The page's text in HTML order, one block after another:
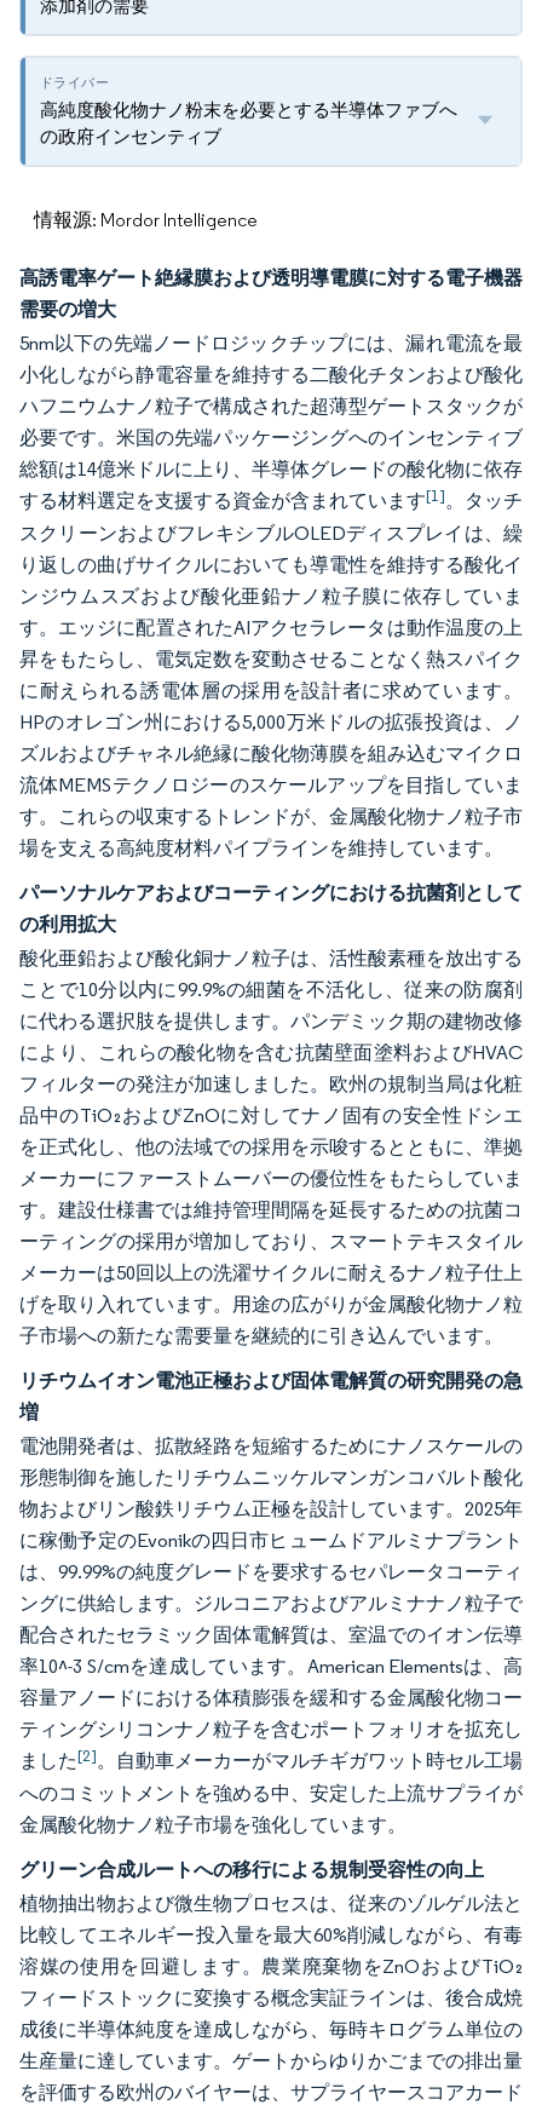
添加剤の需要
高純度酸化物ナノ粉末を必要とする半導体ファブへ
の政府インセンティブ
情報源: Mordor Intelligence
高誘電率ゲート絶縁膜および透明導電膜に対する電子機器
需要の増大
5nm以下の先端ノードロジックチップには、漏れ電流を最
小化しながら静電容量を維持する二酸化チタンおよび酸化
ハフニウムナノ粒子で構成された超薄型ゲートスタックが
必要です。米国の先端パッケージングへのインセンティブ
総額は14億米ドルに上り、半導体グレードの酸化物に依存
する材料選定を支援する資金が含まれています[1]。タッチ
スクリーンおよびフレキシブルOLEDディスプレイは、繰
り返しの曲げサイクルにおいても導電性を維持する酸化イ
ンジウムスズおよび酸化亜鉛ナノ粒子膜に依存していま
す。エッジに配置されたAIアクセラレータは動作温度の上
昇をもたらし、電気定数を変動させることなく熱スパイク
に耐えられる誘電体層の採用を設計者に求めています。
HPのオレゴン州における5,000万米ドルの拡張投資は、ノ
ズルおよびチャネル絶縁に酸化物薄膜を組み込むマイクロ
流体MEMSテクノロジーのスケールアップを目指していま
す。これらの収束するトレンドが、金属酸化物ナノ粒子市
場を支える高純度材料パイプラインを維持しています。
パーソナルケアおよびコーティングにおける抗菌剤として
の利用拡大
酸化亜鉛および酸化銅ナノ粒子は、活性酸素種を放出する
ことで10分以内に99.9%の細菌を不活化し、従来の防腐剤
に代わる選択肢を提供します。パンデミック期の建物改修
により、これらの酸化物を含む抗菌壁面塗料およびHVAC
フィルターの発注が加速しました。欧州の規制当局は化粧
品中のTiO₂およびZnOに対してナノ固有の安全性ドシエ
を正式化し、他の法域での採用を示唆するとともに、準拠
メーカーにファーストムーバーの優位性をもたらしていま
す。建設仕様書では維持管理間隔を延長するための抗菌コ
ーティングの採用が増加しており、スマートテキスタイル
メーカーは50回以上の洗濯サイクルに耐えるナノ粒子仕上
げを取り入れています。用途の広がりが金属酸化物ナノ粒
子市場への新たな需要量を継続的に引き込んでいます。
リチウムイオン電池正極および固体電解質の研究開発の急
増
電池開発者は、拡散経路を短縮するためにナノスケールの
形態制御を施したリチウムニッケルマンガンコバルト酸化
物およびリン酸鉄リチウム正極を設計しています。2025年
に稼働予定のEvonikの四日市ヒュームドアルミナプラント
は、99.99%の純度グレードを要求するセパレータコーティ
ングに供給します。ジルコニアおよびアルミナナノ粒子で
配合されたセラミック固体電解質は、室温でのイオン伝導
率10^-3 S/cmを達成しています。American Elementsは、高
容量アノードにおける体積膨張を緩和する金属酸化物コー
ティングシリコンナノ粒子を含むポートフォリオを拡充し
ました[2]。自動車メーカーがマルチギガワット時セル工場
へのコミットメントを強める中、安定した上流サプライが
金属酸化物ナノ粒子市場を強化しています。
グリーン合成ルートへの移行による規制受容性の向上
植物抽出物および微生物プロセスは、従来のゾルゲル法と
比較してエネルギー投入量を最大60%削減しながら、有毒
溶媒の使用を回避します。農業廃棄物をZnOおよびTiO₂
フィードストックに変換する概念実証ラインは、後合成焼
成後に半導体純度を達成しながら、毎時キログラム単位の
生産量に達しています。ゲートからゆりかごまでの排出量
を評価する欧州のバイヤーは、サプライヤースコアカード